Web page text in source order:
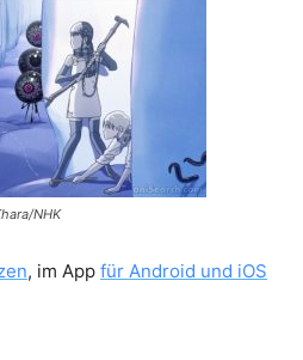
NHK
, im App für Android und iOS